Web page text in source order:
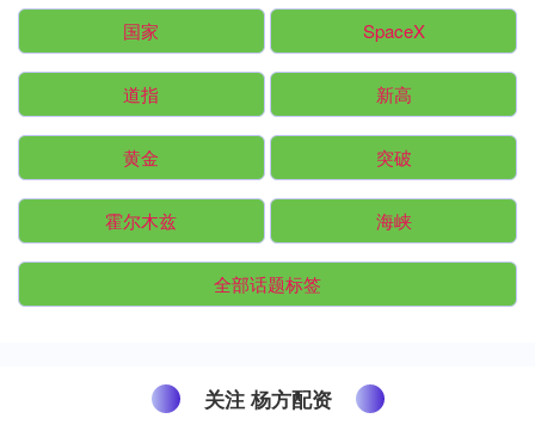
国家 SpaceX
道指 新高
黄金 突破
霍尔木兹 海峡
全部话题标签
关注 杨方配资